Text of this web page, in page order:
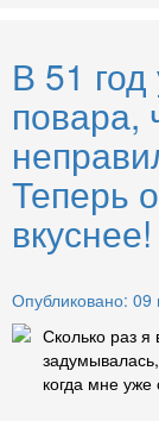
В 51 год
повара,
Теперь
вкуснее!
Опубликовано: 09
Сколько раз я
когда мне уже